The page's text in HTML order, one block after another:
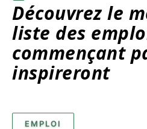
Découvrez le
liste des
commençant
inspireront
EMPLOI